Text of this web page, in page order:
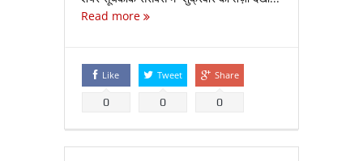
Read more
Like
0
Tweet
0
Share
0